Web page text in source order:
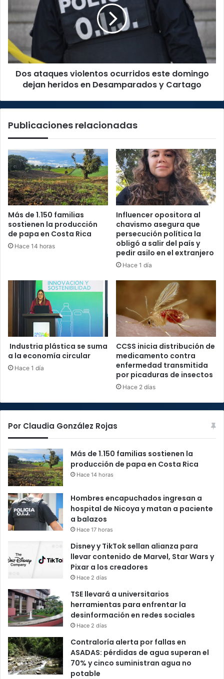
ocurridos
este
domingo
dejan
heridos
en
Desamparados
Dos ataques violentos ocurridos este domingo
dejan heridos en Desamparados y Cartago
Publicaciones relacionadas
Más de 1.150 familias
sostienen la producción
de papa en Costa Rica
Hace 14 horas
Influencer opositora al
chavismo asegura que
persecución política la
obligó a salir del país y
pedir asilo en el extranjero
Hace 1 día
Industria plástica se suma
a la economía circular
Hace 1 día
CCSS inicia distribución de
medicamento contra
enfermedad transmitida
por picaduras de insectos
Hace 2 días
Por Claudia González Rojas
Más de 1.150 familias sostienen la
producción de papa en Costa Rica
Hace 14 horas
Hombres encapuchados ingresan a
hospital de Nicoya y matan a paciente
a balazos
Hace 17 horas
Disney y TikTok sellan alianza para
llevar contenido de Marvel, Star Wars y
Pixar a los creadores
Hace 2 días
TSE llevará a universitarios
herramientas para enfrentar la
desinformación en redes sociales
Hace 2 días
Contraloría alerta por fallas en
ASADAS: pérdidas de agua superan el
70% y cinco suministran agua no
potable